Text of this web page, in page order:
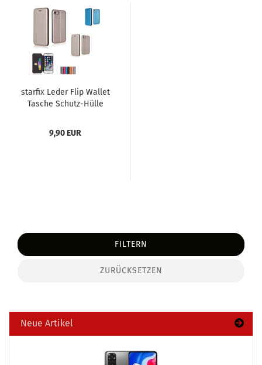
star­fix Leder Flip Wal­let
Ta­sche Schutz-​​Hülle
9,90 EUR
FILTERN
ZURÜCKSETZEN
Neue Artikel